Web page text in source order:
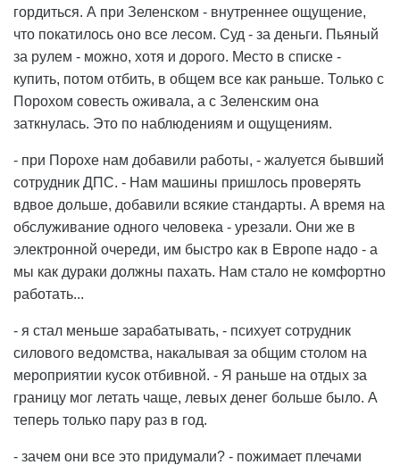
гордиться. А при Зеленском - внутреннее ощущение,
что покатилось оно все лесом. Суд - за деньги. Пьяный
за рулем - можно, хотя и дорого. Место в списке -
купить, потом отбить, в общем все как раньше. Только с
Порохом совесть оживала, а с Зеленским она
заткнулась. Это по наблюдениям и ощущениям.
- при Порохе нам добавили работы, - жалуется бывший
сотрудник ДПС. - Нам машины пришлось проверять
вдвое дольше, добавили всякие стандарты. А время на
обслуживание одного человека - урезали. Они же в
электронной очереди, им быстро как в Европе надо - а
мы как дураки должны пахать. Нам стало не комфортно
работать...
- я стал меньше зарабатывать, - психует сотрудник
силового ведомства, накалывая за общим столом на
мероприятии кусок отбивной. - Я раньше на отдых за
границу мог летать чаще, левых денег больше было. А
теперь только пару раз в год.
- зачем они все это придумали? - пожимает плечами